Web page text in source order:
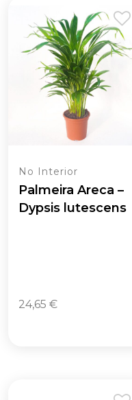
No Interior
Palmeira Areca –
Dypsis lutescens
24,65 €